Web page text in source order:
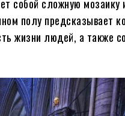
собой сложную
полу предсказывает
жизни людей, а также